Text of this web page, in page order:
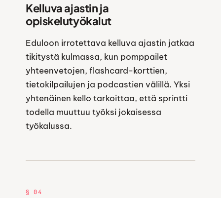
Kelluva ajastin ja
opiskelutyökalut
Eduloon irrotettava kelluva ajastin jatkaa
tikitystä kulmassa, kun pomppailet
yhteenvetojen, flashcard-korttien,
tietokilpailujen ja podcastien välillä. Yksi
yhtenäinen kello tarkoittaa, että sprintti
todella muuttuu työksi jokaisessa
työkalussa.
§ 04